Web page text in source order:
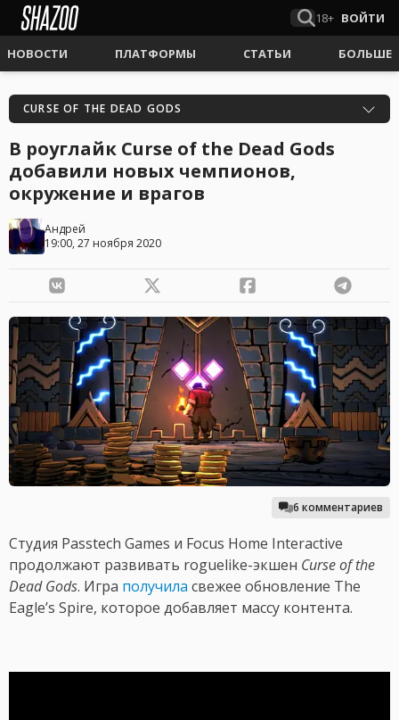
18+ ВОЙТИ
НОВОСТИ ПЛАТФОРМЫ СТАТЬИ БОЛЬШЕ
CURSE OF THE DEAD GODS
В роуглайк Curse of the Dead Gods
добавили новых чемпионов,
окружение и врагов
Андрей
19:00, 27 ноября 2020
6 комментариев
Студия Passtech Games и Focus Home Interactive
продолжают развивать roguelike-экшен Curse of the
Dead Gods. Игра получила свежее обновление The
Eagle’s Spire, которое добавляет массу контента.